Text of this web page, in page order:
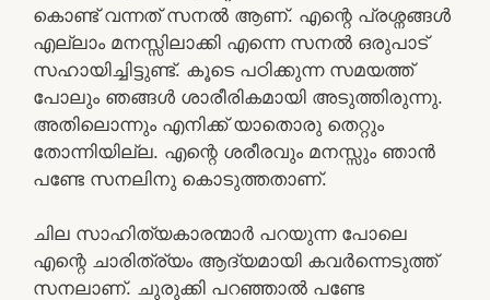
കൊണ്ട് വന്നത് സനല്‍ ആണ്. എന്റെ പ്രശ്നങ്ങള്‍
എല്ലാം മനസ്സിലാക്കി എന്നെ സനല്‍ ഒരുപാട്
സഹായിച്ചിട്ടുണ്ട്. കൂടെ പഠിക്കുന്ന സമയത്ത്
പോലും ഞങ്ങള്‍ ശാരീരികമായി അടുത്തിരുന്നു.
അതിലൊന്നും എനിക്ക് യാതൊരു തെറ്റും
തോന്നിയില്ല. എന്റെ ശരീരവും മനസ്സും ഞാന്‍
പണ്ടേ സനലിനു കൊടുത്തതാണ്.
ചില സാഹിത്യകാരന്മാര്‍ പറയുന്ന പോലെ
എന്റെ ചാരിത്ര്യം ആദ്യമായി കവര്‍ന്നെടുത്ത്
സനലാണ്. ചുരുക്കി പറഞ്ഞാല്‍ പണ്ടേ